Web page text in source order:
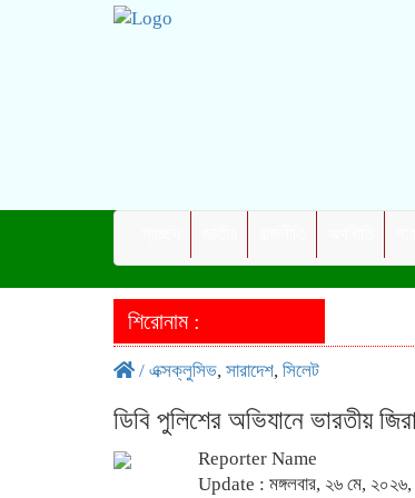
শিরোনাম :
/ এক্সক্লুসিভ, সারাদেশ, সিলেট
‎ডিবি পুলিশের অভিযানে ভারতীয়
Reporter Name
Update : মঙ্গলবার, ২৬ মে, ২০২৬,